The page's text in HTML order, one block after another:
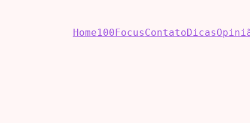
Home100FocusContatoDicas